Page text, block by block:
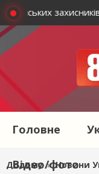
Головне
Відео/фото
Додому » Новини